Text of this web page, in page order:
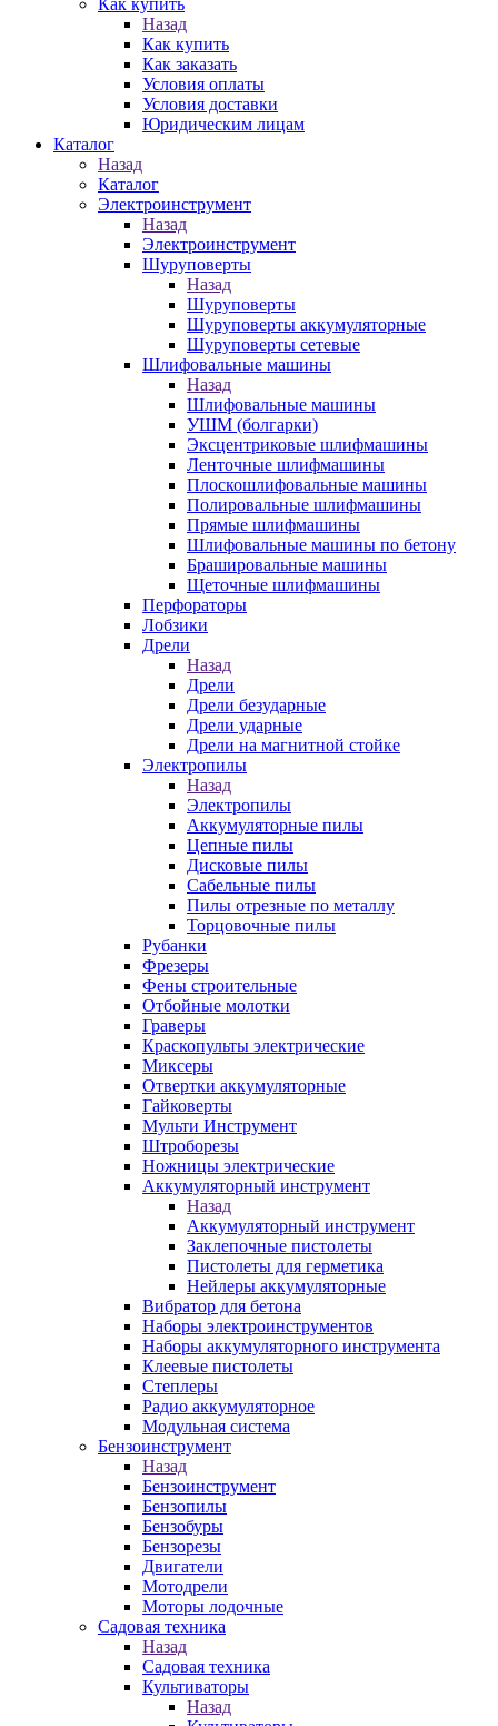
Как купить
Назад
Как купить
Как заказать
Условия оплаты
Условия доставки
Юридическим лицам
Каталог
Назад
Каталог
Электроинструмент
Назад
Электроинструмент
Шуруповерты
Назад
Шуруповерты
Шуруповерты аккумуляторные
Шуруповерты сетевые
Шлифовальные машины
Назад
Шлифовальные машины
УШМ (болгарки)
Эксцентриковые шлифмашины
Ленточные шлифмашины
Плоскошлифовальные машины
Полировальные шлифмашины
Прямые шлифмашины
Шлифовальные машины по бетону
Брашировальные машины
Щеточные шлифмашины
Перфораторы
Лобзики
Дрели
Назад
Дрели
Дрели безударные
Дрели ударные
Дрели на магнитной стойке
Электропилы
Назад
Электропилы
Аккумуляторные пилы
Цепные пилы
Дисковые пилы
Сабельные пилы
Пилы отрезные по металлу
Торцовочные пилы
Рубанки
Фрезеры
Фены строительные
Отбойные молотки
Граверы
Краскопульты электрические
Миксеры
Отвертки аккумуляторные
Гайковерты
Мульти Инструмент
Штроборезы
Ножницы электрические
Аккумуляторный инструмент
Назад
Аккумуляторный инструмент
Заклепочные пистолеты
Пистолеты для герметика
Нейлеры аккумуляторные
Вибратор для бетона
Наборы электроинструментов
Наборы аккумуляторного инструмента
Клеевые пистолеты
Степлеры
Радио аккумуляторное
Модульная система
Бензоинструмент
Назад
Бензоинструмент
Бензопилы
Бензобуры
Бензорезы
Двигатели
Мотодрели
Моторы лодочные
Садовая техника
Назад
Садовая техника
Культиваторы
Назад